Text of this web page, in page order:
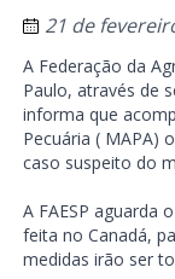
21 de
A Federação da
Paulo, através de
informa que
Pecuária ( MAPA)
caso suspeito do
A FAESP aguarda
feita no Canadá,
medidas irão ser